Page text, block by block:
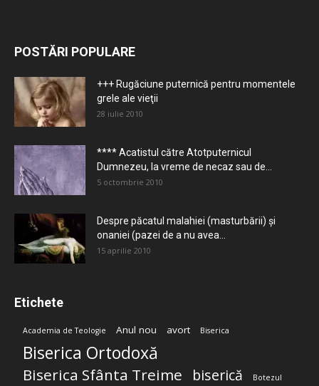
POSTĂRI POPULARE
+++ Rugăciune puternică pentru momentele
grele ale vieţii
28 iulie 2010
**** Acatistul către Atotputernicul
Dumnezeu, la vreme de necaz sau de...
5 octombrie 2010
Despre păcatul malahiei (masturbării) şi
onaniei (pazei de a nu avea...
15 aprilie 2010
Etichete
Academia de Teologie Anul nou avort Biserica
Biserica Ortodoxă
Biserica Sfânta Treime biserică Botezul